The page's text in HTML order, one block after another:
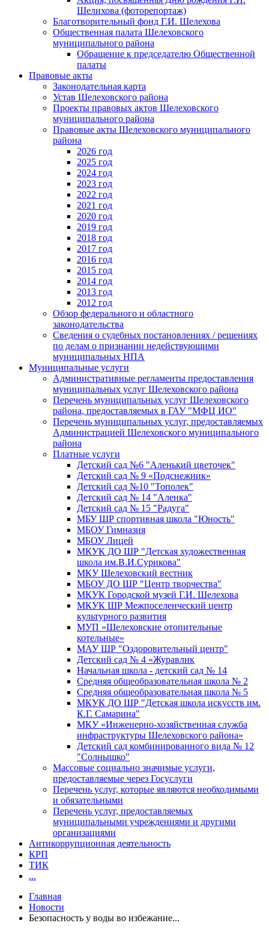
Шелихова (фоторепортаж)
Благотворительный фонд Г.И. Шелехова
Общественная палата Шелеховского
муниципального района
Обращение к председателю Общественной
палаты
Правовые акты
Законодательная карта
Устав Шелеховского района
Проекты правовых актов Шелеховского
муниципального района
Правовые акты Шелеховского муниципального
района
2026 год
2025 год
2024 год
2023 год
2022 год
2021 год
2020 год
2019 год
2018 год
2017 год
2016 год
2015 год
2014 год
2013 год
2012 год
Обзор федерального и областного
законодательства
Сведения о судебных постановлениях / решениях
по делам о признании недействующими
муниципальных НПА
Муниципальные услуги
Административные регламенты предоставления
муниципальных услуг Шелеховского района
Перечень муниципальных услуг Шелеховского
района, предоставляемых в ГАУ "МФЦ ИО"
Перечень муниципальных услуг, предоставляемых
Администрацией Шелеховского муниципального
района
Платные услуги
Детский сад №6 "Аленький цветочек"
Детский сад № 9 «Подснежник»
Детский сад №10 "Тополек"
Детский сад № 14 "Аленка"
Детский сад № 15 "Радуга"
МБУ ШР спортивная школа "Юность"
МБОУ Гимназия
МБОУ Лицей
МКУК ДО ШР "Детская художественная
школа им.В.И.Сурикова"
МКУ Шелеховский вестник
МБОУ ДО ШР "Центр творчества"
МКУК Городской музей Г.И. Шелехова
МКУК ШР Межпоселенческий центр
культурного развития
МУП «Шелеховские отопительные
котельные»
МАУ ШР "Оздоровительный центр"
Детский сад № 4 «Журавлик
Начальная школа - детский сад № 14
Средняя общеобразовательная школа № 2
Средняя общеобразовательная школа № 5
МКУК ДО ШР "Детская школа искусств им.
К.Г. Самарина"
МКУ «Инженерно-хозяйственная служба
инфраструктуры Шелеховского района»
Детский сад комбинированного вида № 12
"Солнышко"
Массовые социально значимые услуги,
предоставляемые через Госуслуги
Перечень услуг, которые являются необходимыми
и обязательными
Перечень услуг, предоставляемых
муниципальными учреждениями и другими
организациями
Антикоррупционная деятельность
КРП
ТИК
...
Главная
Новости
Безопасность у воды во избежание...